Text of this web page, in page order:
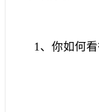
1 、你如何